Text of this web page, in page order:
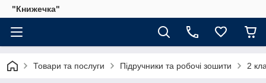
"Книжечка"
Товари та послуги Підручники та робочі зошити 2